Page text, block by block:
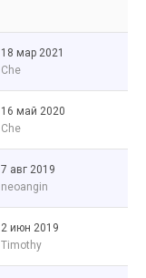
18 мар 2021
Che
16 май 2020
Che
7 авг 2019
neoangin
2 июн 2019
Timothy